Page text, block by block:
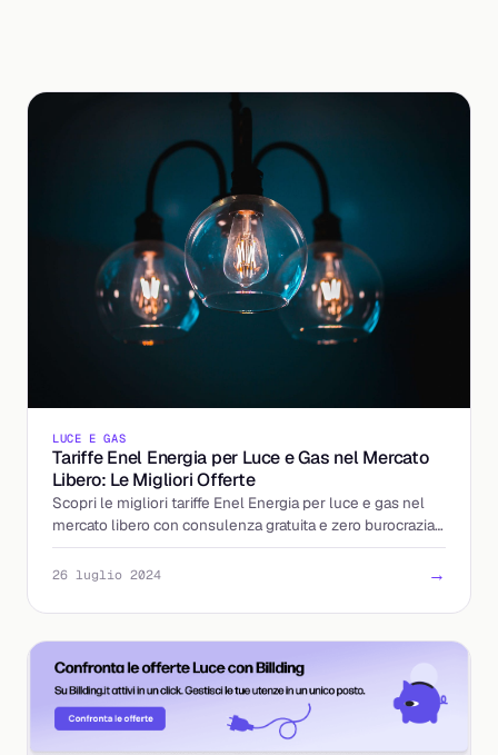
LUCE E GAS
Tariffe Enel Energia per Luce e Gas nel Mercato
Libero: Le Migliori Offerte
Scopri le migliori tariffe Enel Energia per luce e gas nel
mercato libero con consulenza gratuita e zero burocrazia
grazie a Billding.it.
26 luglio 2024 →